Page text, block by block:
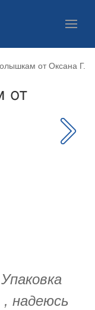
от Оксана Г.
от
надеюсь